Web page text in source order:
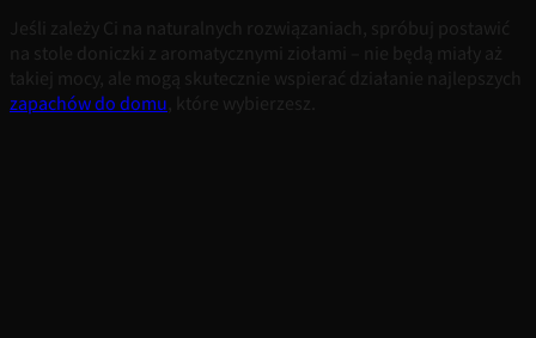
Jeśli zależy Ci na naturalnych rozwiązaniach, spróbuj postawić
na stole doniczki z aromatycznymi ziołami – nie będą miały aż
takiej mocy, ale mogą skutecznie wspierać działanie najlepszych
zapachów do domu, które wybierzesz.